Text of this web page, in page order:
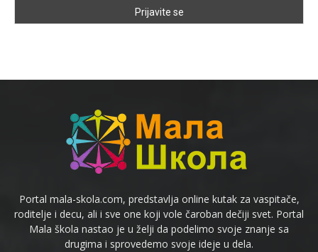
Portal mala-skola.com, predstavlja online kutak za vaspitače,
roditelje i decu, ali i sve one koji vole čaroban dečiji svet. Portal
Mala škola nastao je u želji da podelimo svoje znanje sa
drugima i sprovedemo svoje ideje u dela.